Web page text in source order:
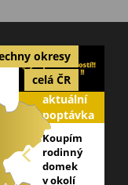
celá ČR
okresy
aktuální
poptávka
Koupím
rodinný
domek
v okolí